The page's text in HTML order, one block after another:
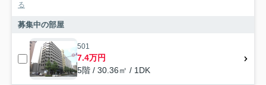
る
募集中の部屋
501
7.4万円
5階 / 30.36㎡ / 1DK